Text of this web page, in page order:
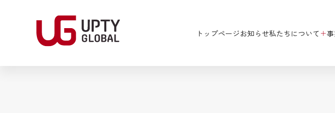
トップページお知らせ私たちについて ＋